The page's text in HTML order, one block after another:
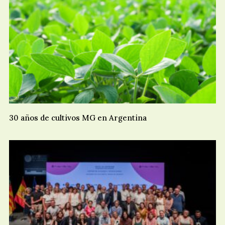
30 años de cultivos MG en Argentina